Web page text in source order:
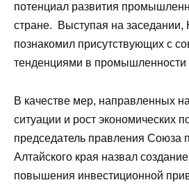
потенциал развития
стране. Выступая на
познакомил присутствующих с
тенденциями в промышленности
В качестве мер, направленных
ситуации и рост экономических
председатель правления Союза
Алтайского края назвал
повышения инвестиционной